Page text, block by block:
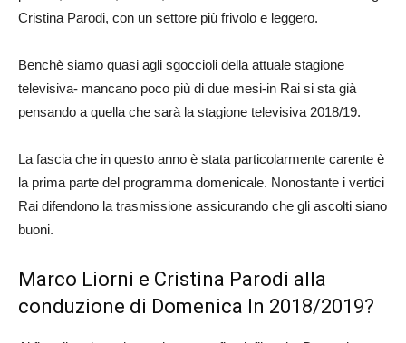
Cristina Parodi, con un settore più frivolo e leggero.
Benchè siamo quasi agli sgoccioli della attuale stagione
televisiva- mancano poco più di due mesi-in Rai si sta già
pensando a quella che sarà la stagione televisiva 2018/19.
La fascia che in questo anno è stata particolarmente carente è
la prima parte del programma domenicale. Nonostante i vertici
Rai difendono la trasmissione assicurando che gli ascolti siano
buoni.
Marco Liorni e Cristina Parodi alla
conduzione di Domenica In 2018/2019?